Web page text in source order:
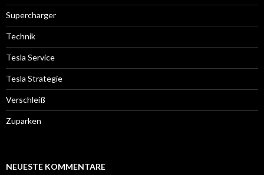
Supercharger
Technik
Tesla Service
Tesla Strategie
Verschleiß
Zuparken
NEUESTE KOMMENTARE